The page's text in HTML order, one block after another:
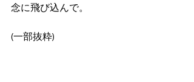
念に飛び込んで。
(一部抜粋)